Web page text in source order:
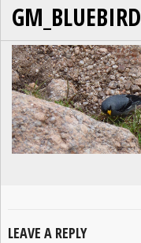
GM_BLUEBIRD
LEAVE A REPLY